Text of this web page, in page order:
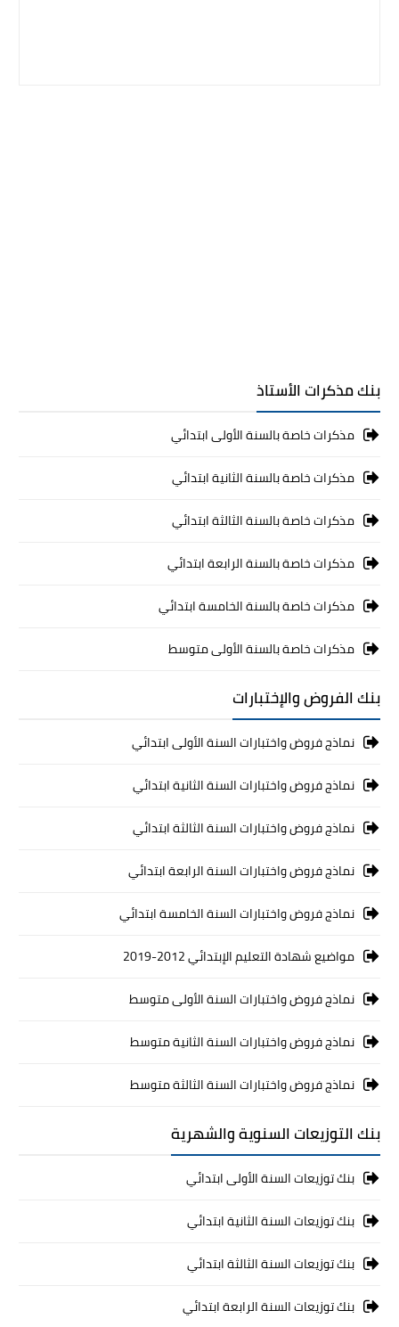
بنك مذكرات الأستاذ
مذكرات خاصة بالسنة الأولى ابتدائي
مذكرات خاصة بالسنة الثانية ابتدائي
مذكرات خاصة بالسنة الثالثة ابتدائي
مذكرات خاصة بالسنة الرابعة ابتدائي
مذكرات خاصة بالسنة الخامسة ابتدائي
مذكرات خاصة بالسنة الأولى متوسط
بنك الفروض والإختبارات
نماذج فروض واختبارات السنة الأولى ابتدائي
نماذج فروض واختبارات السنة الثانية ابتدائي
نماذج فروض واختبارات السنة الثالثة ابتدائي
نماذج فروض واختبارات السنة الرابعة ابتدائي
نماذج فروض واختبارات السنة الخامسة ابتدائي
مواضيع شهادة التعليم الإبتدائي 2012-2019
نماذج فروض واختبارات السنة الأولى متوسط
نماذج فروض واختبارات السنة الثانية متوسط
نماذج فروض واختبارات السنة الثالثة متوسط
بنك التوزيعات السنوية والشهرية
بنك توزيعات السنة الأولى ابتدائي
بنك توزيعات السنة الثانية ابتدائي
بنك توزيعات السنة الثالثة ابتدائي
بنك توزيعات السنة الرابعة ابتدائي